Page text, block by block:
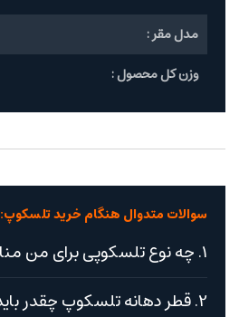
مدل مقر :
وزن کل محصول :
سوالات متدوال هنگام خرید تلسکوپ:
1. چه نوع تلسکوپی برای من مناسب است؟
2. قطر دهانه تلسکوپ چقدر باید باشد؟